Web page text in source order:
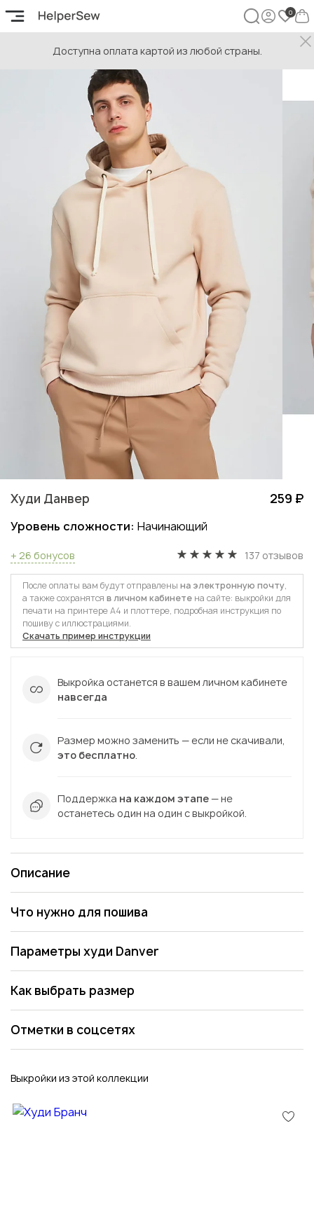
Доступна оплата картой из любой страны.
Худи Данвер 259 ₽
Уровень сложности: Начинающий
+ 26 бонусов 137 отзывов
После оплаты вам будут отправлены на электронную почту,
а также сохранятся в личном кабинете на сайте: выкройки для
печати на принтере А4 и плоттере, подробная инструкция по
пошиву с иллюстрациями.
Скачать пример инструкции
Выкройка останется в вашем личном кабинете
навсегда
Размер можно заменить — если не скачивали,
это бесплатно.
Поддержка на каждом этапе — не
останетесь один на один с выкройкой.
Описание
Что нужно для пошива
Параметры худи Danver
Как выбрать размер
Отметки в соцсетях
Выкройки из этой коллекции